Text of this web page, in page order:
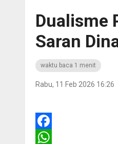
Dualisme
Saran
waktu baca 1 menit
Rabu, 11 Feb 2026 16:26
Facebook